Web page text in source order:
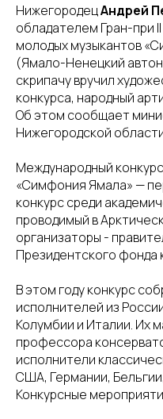
НижегородецАндрей
обладателем Гран-при
молодых музыкантов
(Ямало-Ненецкий
скрипачу вручил
конкурса, народный
Об этом сообщает
Нижегородской
Международный
«Симфония Ямала» —
конкурс среди
проводимый в
организаторы -
Президентского фонда
В этом году конкурс
исполнителей из
Колумбии и Италии. Их
профессора
исполнители
США, Германии,
Конкурсные